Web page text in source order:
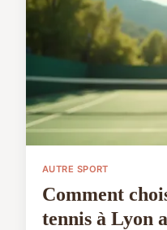
AUTRE SPORT
Comment
tennis à Lyon